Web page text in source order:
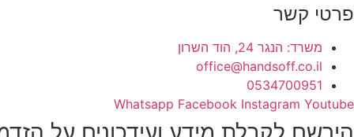
פרטי קשר
משרד: הנגר 24, הוד השרון
office@handsoff.co.il
0534700951
Whatsapp Facebook Instagram Youtube